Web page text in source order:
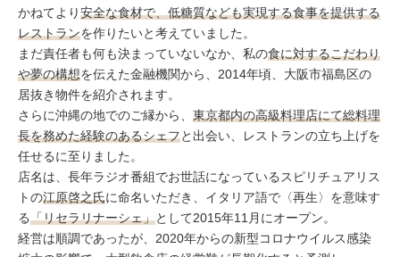
は？ ニキビ 日焼け 首
のしわ 敏感肌 た
ミューズへの伝言
コラム
かねてより安全な食材で、低糖質なども実現する食事を提供する
レストランを作りたいと考えていました。
まだ責任者も何も決まっていないなか、私の食に対するこだわり
や夢の構想を伝えた金融機関から、2014年頃、大阪市福島区の
居抜き物件を紹介されます。
さらに沖縄の地でのご縁から、 東京都内の高級料理店にて総料理
長を務めた経験のあるシェフと出会い、レストランの立ち上げを
任せるに至りました。
店名は、長年ラジオ番組でお世話になっているスピリチュアリス
トの江原啓之氏に命名いただき、イタリア語で〈再生〉を意味す
る「リセラリナーシェ」として2015年11月にオープン。
経営は順調であったが、2020年からの新型コロナウイルス感染